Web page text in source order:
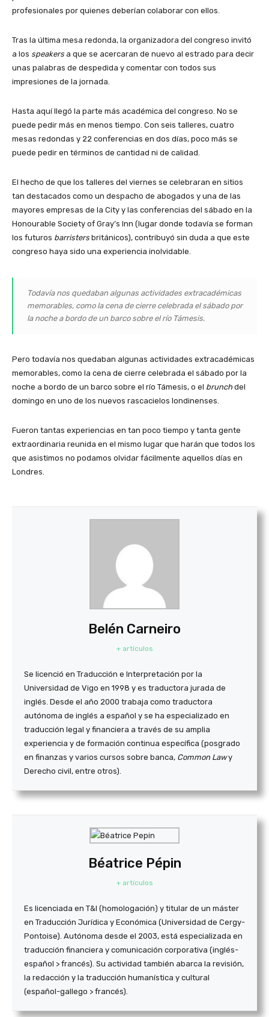
profesionales por quienes deberían colaborar con ellos.
Tras la última mesa redonda, la organizadora del congreso invitó
a los speakers a que se acercaran de nuevo al estrado para decir
unas palabras de despedida y comentar con todos sus
impresiones de la jornada.
Hasta aquí llegó la parte más académica del congreso. No se
puede pedir más en menos tiempo. Con seis talleres, cuatro
mesas redondas y 22 conferencias en dos días, poco más se
puede pedir en términos de cantidad ni de calidad.
El hecho de que los talleres del viernes se celebraran en sitios
tan destacados como un despacho de abogados y una de las
mayores empresas de la City y las conferencias del sábado en la
Honourable Society of Gray’s Inn (lugar donde todavía se forman
los futuros barristers británicos), contribuyó sin duda a que este
congreso haya sido una experiencia inolvidable.
Todavía nos quedaban algunas actividades extracadémicas
memorables, como la cena de cierre celebrada el sábado por
la noche a bordo de un barco sobre el río Támesis.
Pero todavía nos quedaban algunas actividades extracadémicas
memorables, como la cena de cierre celebrada el sábado por la
noche a bordo de un barco sobre el río Támesis, o el brunch del
domingo en uno de los nuevos rascacielos londinenses.
Fueron tantas experiencias en tan poco tiempo y tanta gente
extraordinaria reunida en el mismo lugar que harán que todos los
que asistimos no podamos olvidar fácilmente aquellos días en
Londres.
Belén Carneiro
+ artículos
Se licenció en Traducción e Interpretación por la
Universidad de Vigo en 1998 y es traductora jurada de
inglés. Desde el año 2000 trabaja como traductora
autónoma de inglés a español y se ha especializado en
traducción legal y financiera a través de su amplia
experiencia y de formación continua específica (posgrado
en finanzas y varios cursos sobre banca, Common Lawy
Derecho civil, entre otros).
Béatrice Pépin
+ artículos
Es licenciada en T&I (homologación) y titular de un máster
en Traducción Jurídica y Económica (Universidad de Cergy-
Pontoise). Autónoma desde el 2003, está especializada en
traducción financiera y comunicación corporativa (inglés-
español > francés). Su actividad también abarca la revisión,
la redacción y la traducción humanística y cultural
(español-gallego > francés).